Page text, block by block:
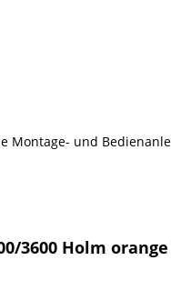
Montage- und
3600 Holm